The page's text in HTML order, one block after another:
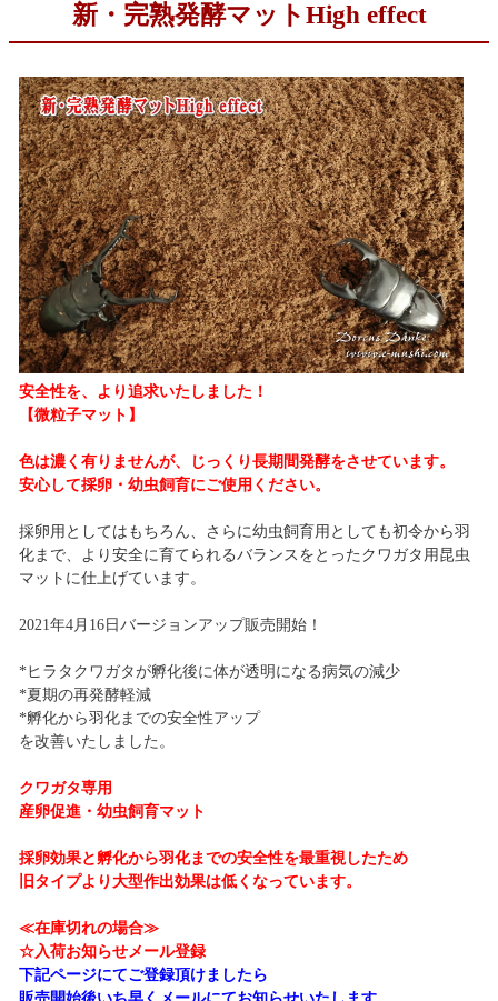
新・完熟発酵マットHigh effect
安全性を、より追求いたしました！
【微粒子マット】
色は濃く有りませんが、じっくり長期間発酵をさせています。
安心して採卵・幼虫飼育にご使用ください。
採卵用としてはもちろん、さらに幼虫飼育用としても初令から羽
化まで、より安全に育てられるバランスをとったクワガタ用昆虫
マットに仕上げています。
2021年4月16日バージョンアップ販売開始！
*ヒラタクワガタが孵化後に体が透明になる病気の減少
*夏期の再発酵軽減
*孵化から羽化までの安全性アップ
を改善いたしました。
クワガタ専用
産卵促進・幼虫飼育マット
採卵効果と孵化から羽化までの安全性を最重視したため
旧タイプより大型作出効果は低くなっています。
≪在庫切れの場合≫
☆入荷お知らせメール登録
下記ページにてご登録頂けましたら